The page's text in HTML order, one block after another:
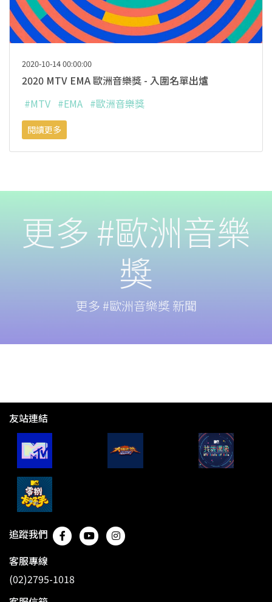
2020-10-14 00:00:00
2020 MTV EMA 歐洲音樂獎 - 入圍名單出爐
#MTV #EMA #歐洲音樂獎
閱讀更多
更多 #歐洲音樂
獎
更多 #歐洲音樂獎 新聞
友站連結
追蹤我們
客服專線
(02)2795-1018